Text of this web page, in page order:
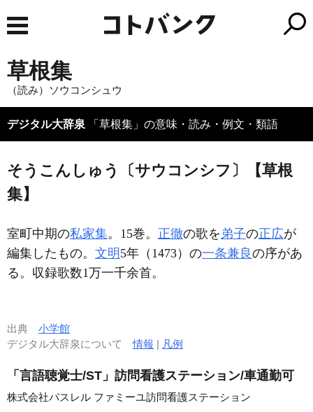
草根集
（読み）ソウコンシュウ
デジタル大辞泉 「草根集」の意味・読み・例文・類語
そうこんしゅう〔サウコンシフ〕【草根
集】
室町中期の私家集。15巻。 正徹の歌を弟子の正広が
編集したもの。 文明 5年（1473）の一条兼良の序があ
る。収録歌数1万一千余首。
出典 小学館
デジタル大辞泉について情報 | 凡例
「言語聴覚士/ST」訪問看護ステーション/車通勤可
株式会社パスレル ファミーユ訪問看護ステーション